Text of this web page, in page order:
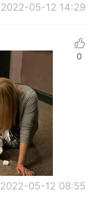
2022-05-12 14:29
2022-05-12 08:55
0